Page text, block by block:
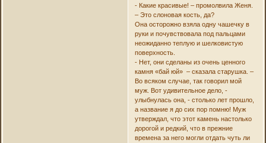
- Какие красивые! – промолвила Женя.
– Это слоновая кость, да?
Она осторожно взяла одну чашечку в
руки и почувствовала под пальцами
неожиданно теплую и шелковистую
поверхность.
- Нет, они сделаны из очень ценного
камня «бай юй» – сказала старушка. –
Во всяком случае, так говорил мой
муж. Вот удивительное дело, -
улыбнулась она, - столько лет прошло,
а название я до сих пор помню! Муж
утверждал, что этот камень настолько
дорогой и редкий, что в прежние
времена за него могли отдать чуть ли